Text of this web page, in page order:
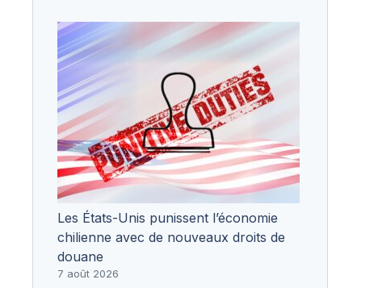
Les États-Unis punissent l’économie
chilienne avec de nouveaux droits de
douane
7 août 2026